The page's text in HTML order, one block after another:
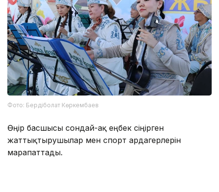
Фото: Бердіболат Көркембаев
Өңір басшысы сондай-ақ еңбек сіңірген
жаттықтырушылар мен спорт ардагерлерін
марапаттады.